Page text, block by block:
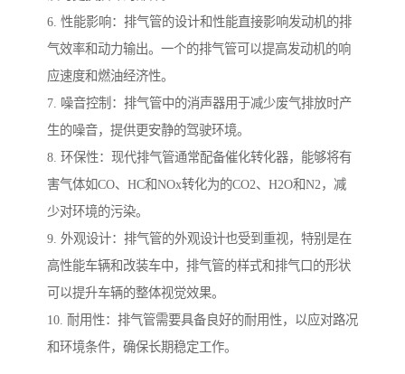
6. 性能影响：排气管的设计和性能直接影响发动机的排
气效率和动力输出。一个的排气管可以提高发动机的响
应速度和燃油经济性。
7. 噪音控制：排气管中的消声器用于减少废气排放时产
生的噪音，提供更安静的驾驶环境。
8. 环保性：现代排气管通常配备催化转化器，能够将有
害气体如CO、HC和NOx转化为的CO2、H2O和N2，减
少对环境的污染。
9. 外观设计：排气管的外观设计也受到重视，特别是在
高性能车辆和改装车中，排气管的样式和排气口的形状
可以提升车辆的整体视觉效果。
10. 耐用性：排气管需要具备良好的耐用性，以应对路况
和环境条件，确保长期稳定工作。